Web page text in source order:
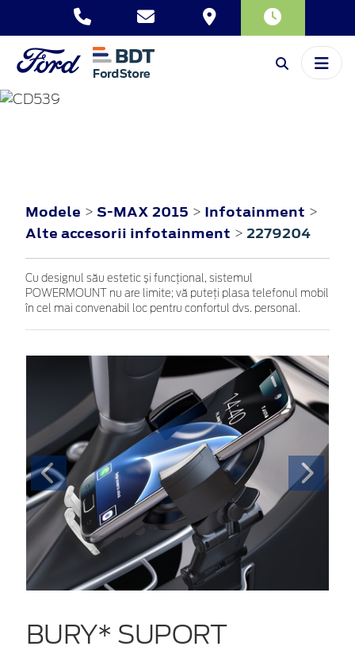
S-MAX
Modele > S-MAX 2015 > Infotainment >
Alte accesorii infotainment > 2279204
Cu designul său estetic și funcțional, sistemul
POWERMOUNT nu are limite; vă puteți plasa telefonul mobil
în cel mai convenabil loc pentru confortul dvs. personal.
BURY* SUPORT